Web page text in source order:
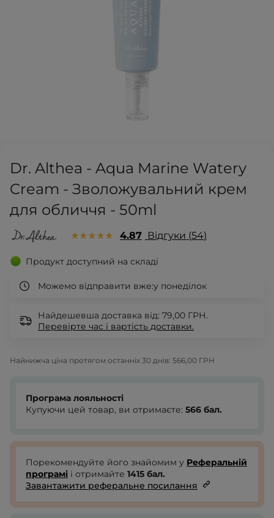
Dr. Althea - Aqua Marine Watery
Cream - Зволожувальний крем
для обличчя - 50ml
4.87 Відгуки 54
Продукт доступний на складі
Можемо відправити вже:у понеділок
Найдешевша доставка від: 79,00 ГРН.
Перевірте час і вартість доставки.
Найнижча ціна протягом останніх 30 днів: 566,00 ГРН
Програма лояльності
Купуючи цей товар, ви отримаєте: 566 бал.
Порекомендуйте його знайомим у Реферальній
програмі і отримайте 1415 бал.
Завантажити реферальне посилання